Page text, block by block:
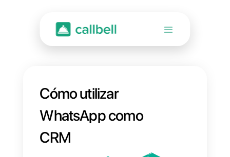
Cómo utilizar
WhatsApp como